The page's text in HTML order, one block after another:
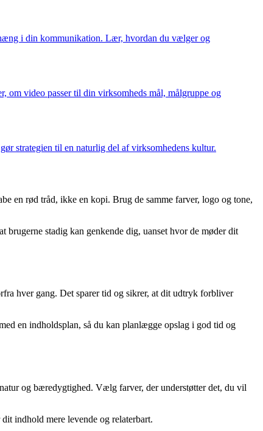
i din kommunikation. Lær, hvordan du vælger og
om video passer til din virksomheds mål, målgruppe og
strategien til en naturlig del af virksomhedens kultur.
en rød tråd, ikke en kopi. Brug de samme farver, logo og tone,
stadig kan genkende dig, uanset hvor de møder dit
hver gang. Det sparer tid og sikrer, at dit udtryk forbliver
en indholdsplan, så du kan planlægge opslag i god tid og
og bæredygtighed. Vælg farver, der understøtter det, du vil
indhold mere levende og relaterbart.